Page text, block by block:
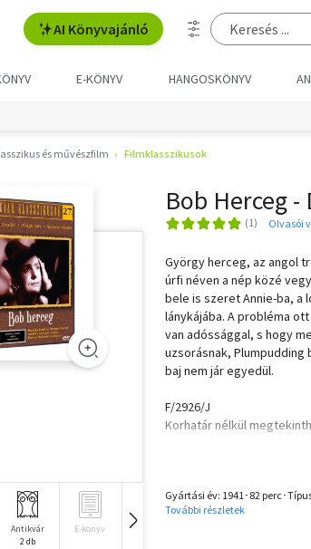
AI Könyvajánló
E-KÖNYV HANGOSKÖNYV
és művészfilm Filmklasszikusok
Antikvár
2 db
E-könyv Idegen nyelvű
Bob Herceg -
Olvasói
György herceg, az angol
úrfi néven a nép közé
bele is szeret Annie-ba, a
lánykájába. A probléma
van adóssággal, s hogy
uzsorásnak, Plumpudding
baj nem jár egyedül.
F/2926/J
Korhatár nélkül
Gyártási év: 1941･82 perc･
További részletek